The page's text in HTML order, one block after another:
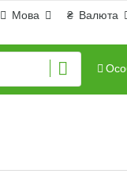
₴ Валюта
Мова